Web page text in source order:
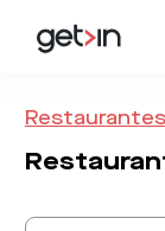
Restaurantes